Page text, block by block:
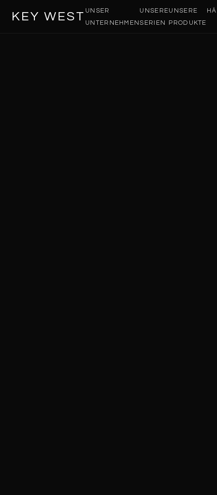
KEY WEST UNSER
UNTERNEHMEN
UNSERE
SERIEN
UNSERE
PRODUKTE